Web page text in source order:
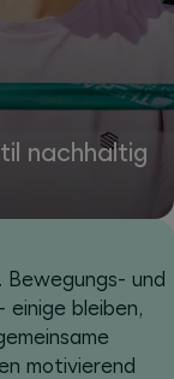
nachhaltig
und
bleiben,
motivierend